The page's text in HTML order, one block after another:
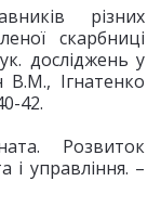
різних
скарбниці
досліджень у
В.М., Ігнатенко
42.
Розвиток
і управління. –